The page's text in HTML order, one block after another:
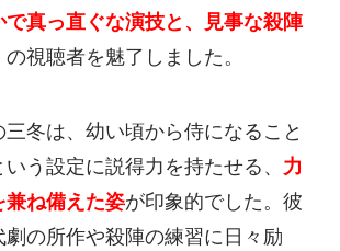
で真っ直ぐな演技と、見事な殺陣
視聴者を魅了しました。
冬は、幼い頃から侍になること
う設定に説得力を持たせる、 力
兼ね備えた姿が印象的でした。彼
の所作や殺陣の練習に日々励